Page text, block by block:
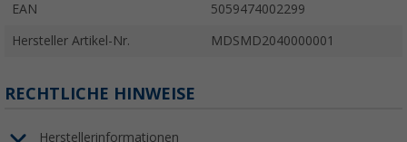
EAN 5059474002299
Hersteller Artikel-Nr. MDSMD2040000001
RECHTLICHE HINWEISE
Herstellerinformationen